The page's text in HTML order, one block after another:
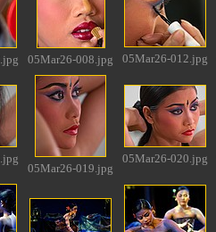
05Mar26-008.jpg 05Mar26-012.jpg
05Mar26-019.jpg
05Mar26-020.jpg